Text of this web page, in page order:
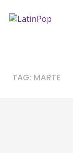
TAG: MARTE